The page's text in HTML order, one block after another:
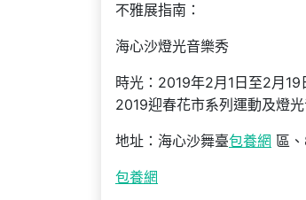
不雅展指南：
海心沙燈光音樂秀
時光：2019年2月1日至2月
2019迎春花市系列運動及燈
地址：海心沙舞臺包養網 區
包養網